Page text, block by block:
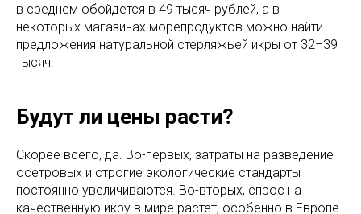
в среднем обойдется в 49 тысяч рублей, а в
некоторых магазинах морепродуктов можно найти
предложения натуральной стерляжьей икры от 32–39
тысяч.
Будут ли цены расти?
Скорее всего, да. Во-первых, затраты на разведение
осетровых и строгие экологические стандарты
постоянно увеличиваются. Во-вторых, спрос на
качественную икру в мире растет, особенно в Европе